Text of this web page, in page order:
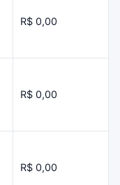
R$ 0,00
R$ 0,00
R$ 0,00